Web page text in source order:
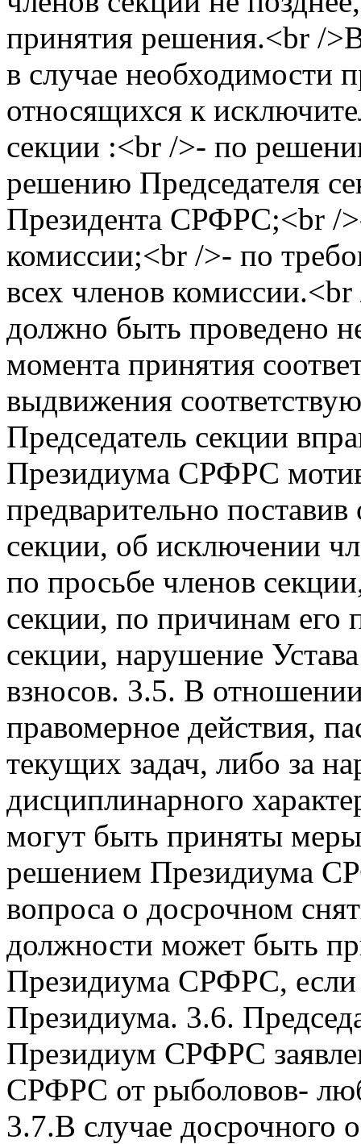
принятия решения.<br /
в случае необходимости
относящихся к
секции :<br />- по
решению Председателя
Президента СРФРС;<br /
комиссии;<br />- по
всех членов
должно быть проведено
момента принятия
выдвижения
Председатель секции
Президиума СРФРС
предварительно
секции, об исключении
по просьбе членов
секции, по причинам его
секции, нарушение
взносов. 3.5. В
правомерное действия,
текущих задач, либо за
дисциплинарного
могут быть приняты
решением Президиума
вопроса о досрочном
должности может быть
Президиума СРФРС, если
Президиума. 3.6.
Президиум СРФРС
СРФРС от рыболовов-
3.7.В случае досрочного